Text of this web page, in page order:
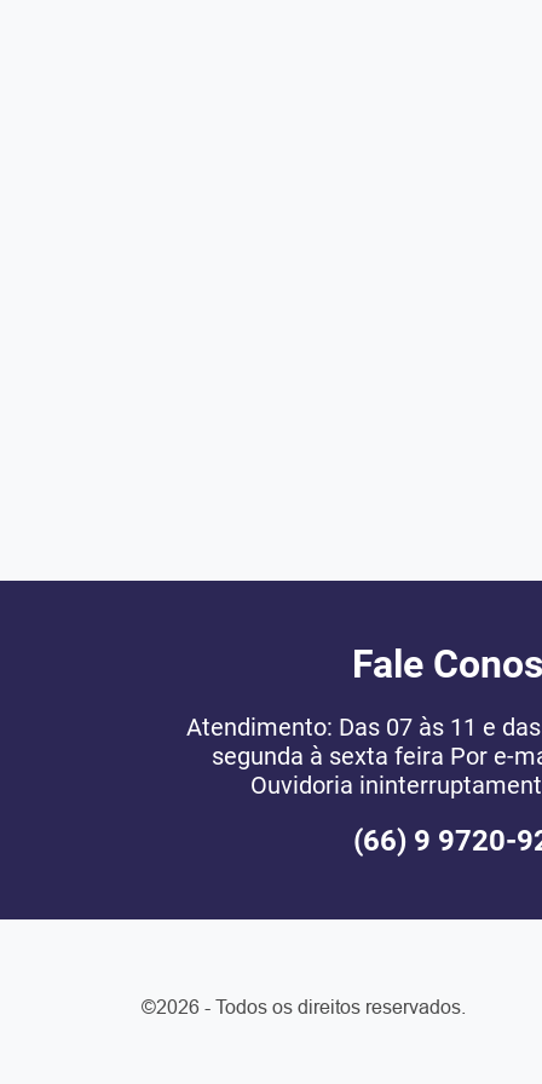
Fale
Atendimento: Das 07 às 11 e
segunda à sexta feira Por e-
Ouvidoria
(66) 9 9720-
©2026 - Todos os direitos reservados.